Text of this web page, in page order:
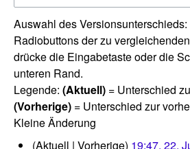
Auswahl des
Radiobuttons der zu
drücke die Eingabetaste oder die
unteren Rand.
Legende: (Aktuell) = Unterschied
(Vorherige) = Unterschied zur
Kleine Änderung
Aktuell Vorherige 19:47, 22.